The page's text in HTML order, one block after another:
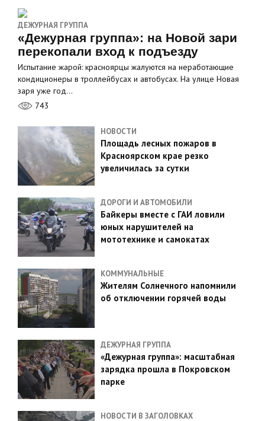
ДЕЖУРНАЯ ГРУППА
«Дежурная группа»: на Новой зари
перекопали вход к подъезду
Испытание жарой: красноярцы жалуются на неработающие
кондиционеры в троллейбусах и автобусах. На улице Новая
заря уже год…
743
НОВОСТИ
Площадь лесных пожаров в
Красноярском крае резко
увеличилась за сутки
ДОРОГИ И АВТОМОБИЛИ
Байкеры вместе с ГАИ ловили
юных нарушителей на
мототехнике и самокатах
КОММУНАЛЬНЫЕ
Жителям Солнечного напомнили
об отключении горячей воды
ДЕЖУРНАЯ ГРУППА
«Дежурная группа»: масштабная
зарядка прошла в Покровском
парке
НОВОСТИ В ЗАГОЛОВКАХ